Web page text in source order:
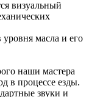
визуальный
масла и его
наши мастера
в процессе езды.
звуки и